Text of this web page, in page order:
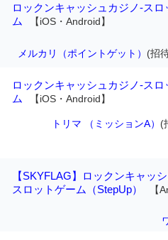
ロックンキャッシュカジノ-スロ
ム
【iOS・Android】
メルカリ（ポイントゲット） (招
ロックンキャッシュカジノ-スロ
ム
【iOS・Android】
トリマ （ミッションA） (
【SKYFLAG】ロックンキャッ
スロットゲーム（StepUp）
【